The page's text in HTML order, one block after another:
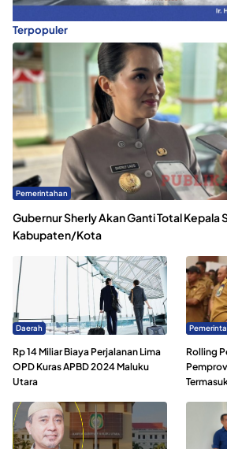
Terpopuler
Pemerintahan
Gubernur Sherly Akan Ganti Total Kepala
Kabupaten/Kota
Daerah
Rp 14 Miliar Biaya Perjalanan Lima
OPD Kuras APBD 2024 Maluku
Utara
Rolling